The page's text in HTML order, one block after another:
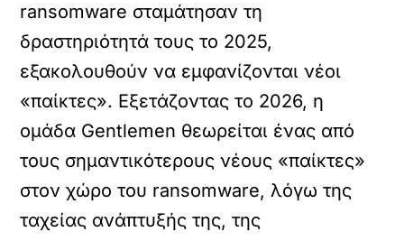
ransomware σταμάτησαν τη
δραστηριότητά τους το 2025,
εξακολουθούν να εμφανίζονται νέοι
«παίκτες». Εξετάζοντας το 2026, η
ομάδα Gentlemen θεωρείται ένας από
τους σημαντικότερους νέους «παίκτες»
στον χώρο του ransomware, λόγω της
ταχείας ανάπτυξής της, της